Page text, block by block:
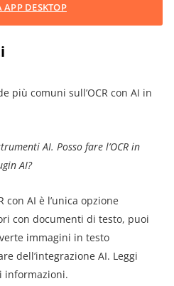
APP DESKTOP
più comuni sull’OCR con AI in
AI. Posso fare l’OCR in
AI?
con AI è l’unica opzione
con documenti di testo, puoi
immagini in testo
dell’integrazione AI. Leggi
informazioni.